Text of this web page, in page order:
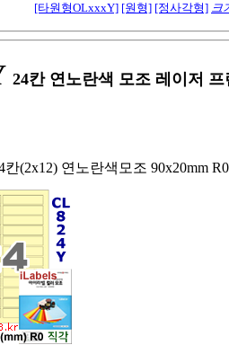
[타원형OLxxxY] [원형] [정사각형] 크
24칸 연노란색 모조 레이저
(2x12) 연노란색모조 90x20mm